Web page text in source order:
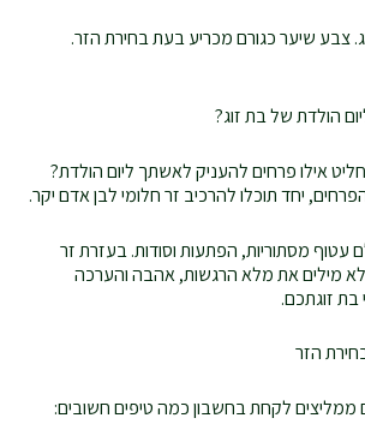
צבע שיער כגורם מכריע בעת בחירת הזר.
הולדת של בת זוג?
אילו פרחים להעניק לאשתך ליום הולדת?
יחד תוכלו להרכיב זר חלומי לבן אדם יקר.
מסתוריות, הפתעות וסודות. בעזרת זר
מילים את מלא הרגשות, אהבה והערכה
זוגתכם.
הזר
ממליצים לקחת בחשבון כמה טיפים חשובים: